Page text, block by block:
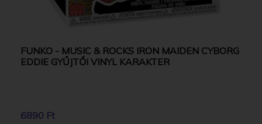
FUNKO - MUSIC & ROCKS IRON MAIDEN CYBORG
EDDIE GYŰJTŐI VINYL KARAKTER
6890 Ft